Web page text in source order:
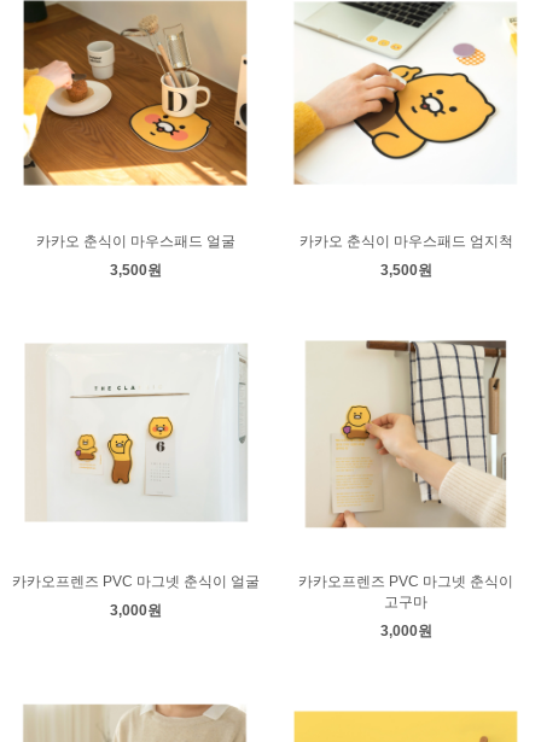
카카오 춘식이 마우스패드 얼굴
3,500원
카카오 춘식이 마우스패드 엄지척
3,500원
카카오프렌즈 PVC 마그넷 춘식이 얼굴
3,000원
카카오프렌즈 PVC 마그넷 춘식이
고구마
3,000원